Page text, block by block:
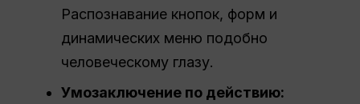
Распознавание кнопок, форм и
динамических меню подобно
человеческому глазу.
Умозаключение по действию: